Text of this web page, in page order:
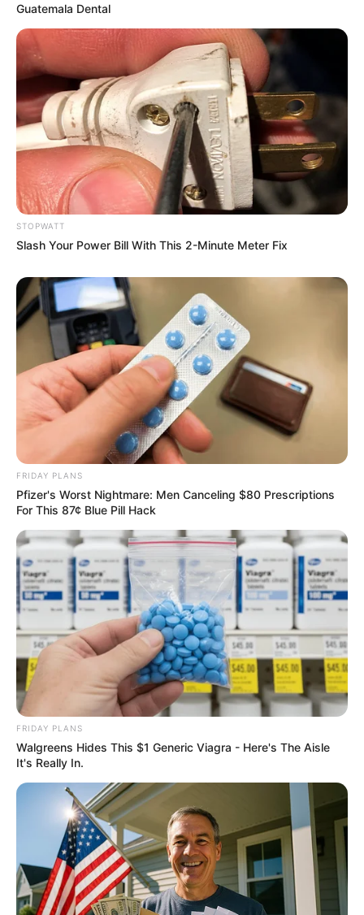
ดวงรายวัน 1 กันยายน 2565
1 ก.ย. 2022
ดวงรายวัน 30 สิงหาคม 2565
30 ส.ค. 2022
แสดงความเห็นบน Facebook
ดูดวงแม่นๆ ยอดนิยม
ดวงรายวัน 14 กันยายน 2565
ดวงรายวัน 13 กันยายน 2565
13 ก.ย. 2022
ดูดวงวันนี้
ดวงรายวัน 14 กันยายน 2565
ดวงรายวัน 13 กันยายน 2565
13 ก.ย. 2022
Guatemala Dental
STOPWATT
Slash Your Power Bill With This 2-Minute Meter Fix
FRIDAY PLANS
Pfizer's Worst Nightmare: Men Canceling $80 Prescriptions
For This 87¢ Blue Pill Hack
FRIDAY PLANS
Walgreens Hides This $1 Generic Viagra - Here's The Aisle
It's Really In.